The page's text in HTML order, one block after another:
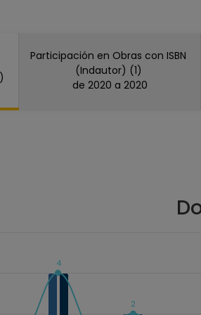
Participación en Obras con ISBN
(Indautor) (1)
de 2020 a 2020
with 3 data series.
X axis displaying Año.
Y axis displaying Documentos
4
2